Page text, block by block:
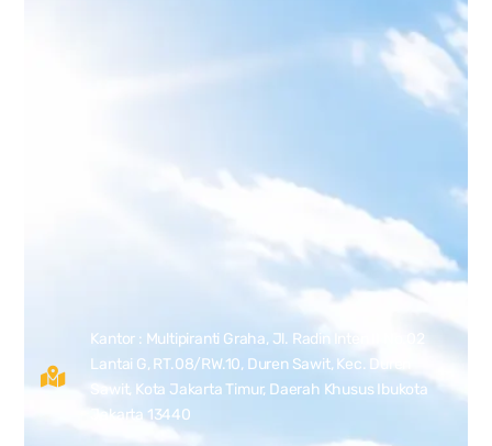
Kantor : Multipiranti Graha, Jl. Radin Inten II No.02
Lantai G, RT.08/RW.10, Duren Sawit, Kec. Duren
Sawit, Kota Jakarta Timur, Daerah Khusus Ibukota
Jakarta 13440